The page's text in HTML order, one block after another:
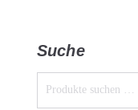
Suche